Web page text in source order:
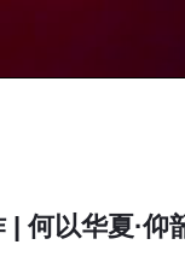
| 何以华夏·仰